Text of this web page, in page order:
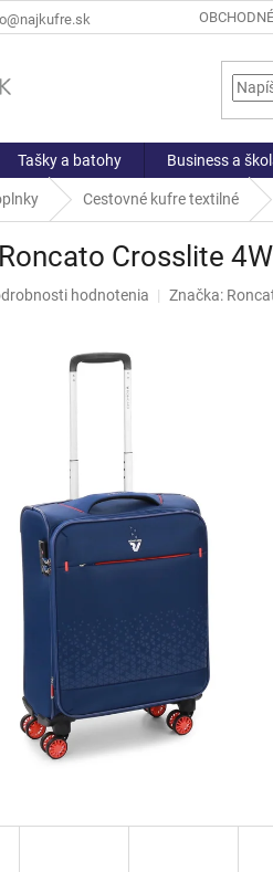
Tašky a batohy Business a
Cestovné kufre textilné
Crosslite
hodnotenia Značka: